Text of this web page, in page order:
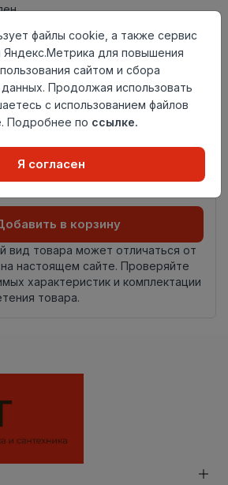
градусов
фаска
в корзину
вид товара может отличаться от
настоящем сайте. Проверяйте
характеристик и комплектации
товара.
файлы cookie, а также сервис
Яндекс.Метрика для повышения
сайтом и сбора
данных. Продолжая использовать
с использованием файлов
Подробнее по ссылке.
Я согласен